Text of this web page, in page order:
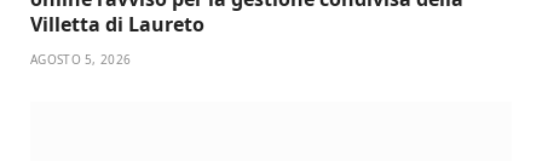
Villetta di Laureto
AGOSTO 5, 2026